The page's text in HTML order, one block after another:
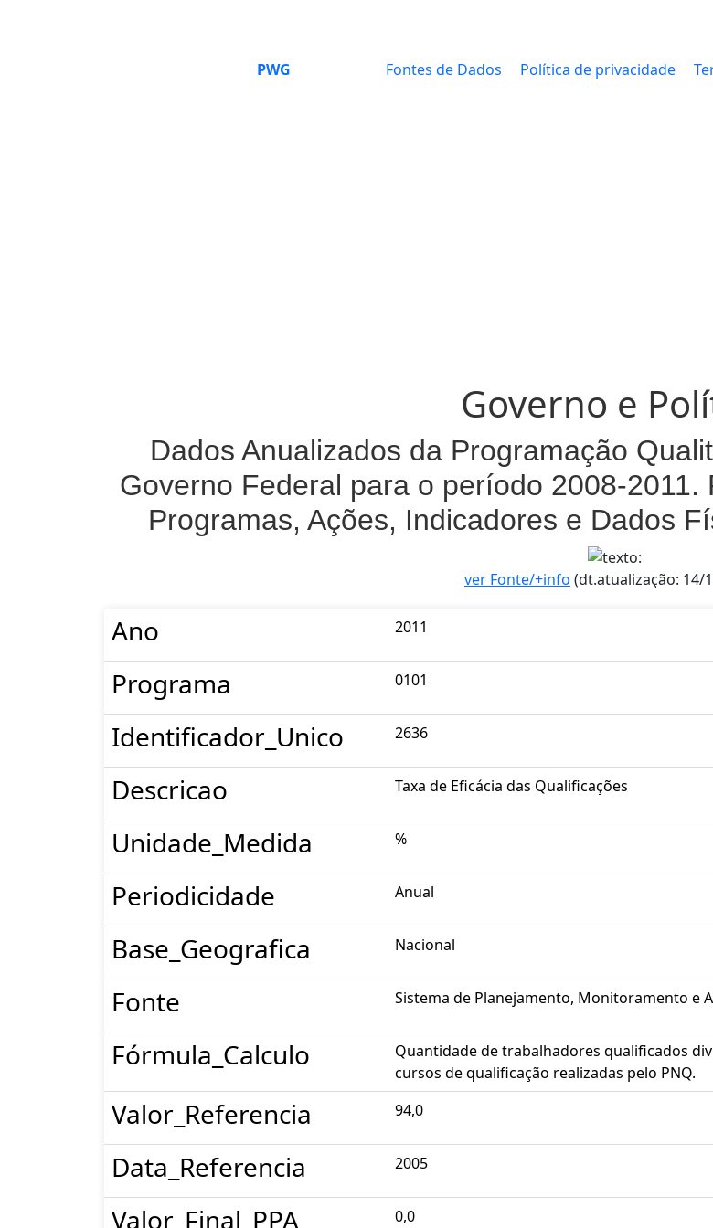
PWG Fontes de Dados Política de privacidade
Governo e
Dados Anualizados da Programação
Governo Federal para o período 2008-
Programas, Ações, Indicadores e Dados
ver Fonte/+info (dt.atualização: 14/
Ano 2011
Programa 0101
Identificador_Unico 2636
Descricao Taxa de Eficácia das Qualificações
Unidade_Medida %
Periodicidade Anual
Base_Geografica Nacional
Fonte Sistema de Planejamento, Monitoramento e
Fórmula_Calculo
Quantidade de trabalhadores qualificados
cursos de qualificação realizadas pelo PNQ.
Valor_Referencia 94,0
Data_Referencia 2005
Valor_Final_PPA 0,0